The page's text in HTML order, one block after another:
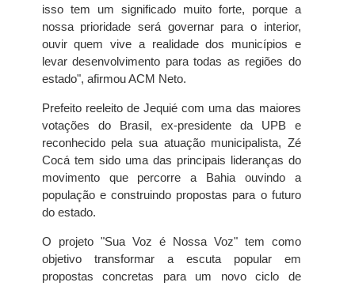
isso tem um significado muito forte, porque a
nossa prioridade será governar para o interior,
ouvir quem vive a realidade dos municípios e
levar desenvolvimento para todas as regiões do
estado", afirmou ACM Neto.
Prefeito reeleito de Jequié com uma das maiores
votações do Brasil, ex-presidente da UPB e
reconhecido pela sua atuação municipalista, Zé
Cocá tem sido uma das principais lideranças do
movimento que percorre a Bahia ouvindo a
população e construindo propostas para o futuro
do estado.
O projeto "Sua Voz é Nossa Voz" tem como
objetivo transformar a escuta popular em
propostas concretas para um novo ciclo de